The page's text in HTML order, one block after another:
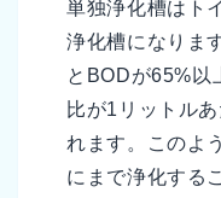
単独浄化槽はト
浄化槽になりま
とBODが65%以
比が1リットル
れます。このよ
にまで浄化する